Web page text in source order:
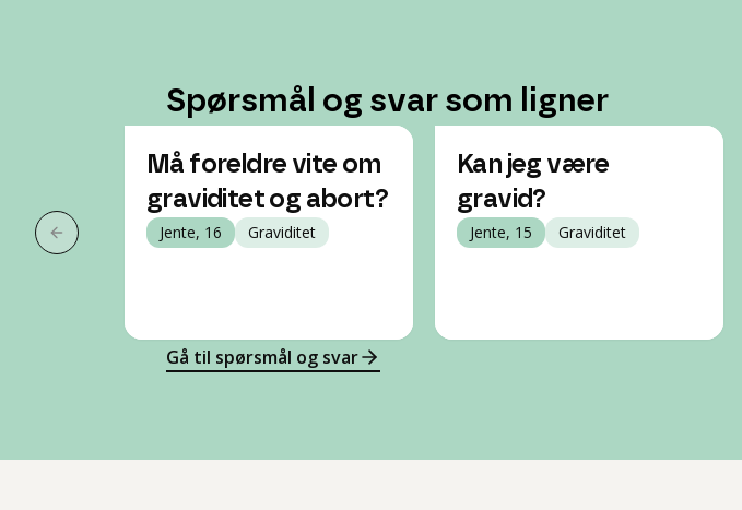
Spørsmål og svar som ligner
Forrige slide
Må foreldre vite om
graviditet og abort?
Jente, 16 Graviditet
Kan jeg være
gravid?
Jente, 15 Graviditet
Gå til spørsmål og svar